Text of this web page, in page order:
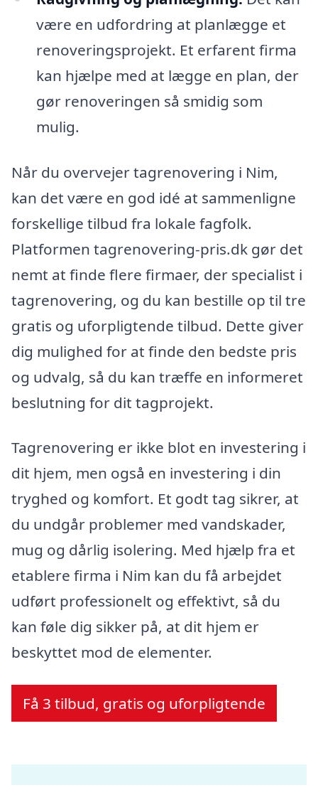
være en udfordring at planlægge et
renoveringsprojekt. Et erfarent firma
kan hjælpe med at lægge en plan, der
gør renoveringen så smidig som
mulig.
Når du overvejer tagrenovering i Nim,
kan det være en god idé at sammenligne
forskellige tilbud fra lokale fagfolk.
Platformen tagrenovering-pris.dk gør det
nemt at finde flere firmaer, der specialist i
tagrenovering, og du kan bestille op til tre
gratis og uforpligtende tilbud. Dette giver
dig mulighed for at finde den bedste pris
og udvalg, så du kan træffe en informeret
beslutning for dit tagprojekt.
Tagrenovering er ikke blot en investering i
dit hjem, men også en investering i din
tryghed og komfort. Et godt tag sikrer, at
du undgår problemer med vandskader,
mug og dårlig isolering. Med hjælp fra et
etablere firma i Nim kan du få arbejdet
udført professionelt og effektivt, så du
kan føle dig sikker på, at dit hjem er
beskyttet mod de elementer.
Få 3 tilbud, gratis og uforpligtende